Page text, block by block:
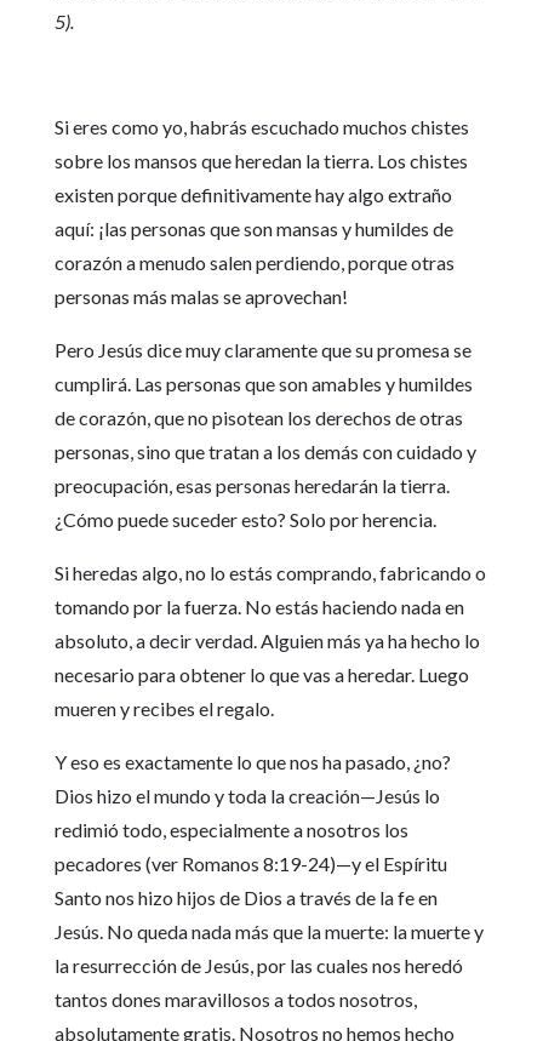
5).
Si eres como yo, habrás escuchado muchos chistes
sobre los mansos que heredan la tierra. Los chistes
existen porque definitivamente hay algo extraño
aquí: ¡las personas que son mansas y humildes de
corazón a menudo salen perdiendo, porque otras
personas más malas se aprovechan!
Pero Jesús dice muy claramente que su promesa se
cumplirá. Las personas que son amables y humildes
de corazón, que no pisotean los derechos de otras
personas, sino que tratan a los demás con cuidado y
preocupación, esas personas heredarán la tierra.
¿Cómo puede suceder esto? Solo por herencia.
Si heredas algo, no lo estás comprando, fabricando o
tomando por la fuerza. No estás haciendo nada en
absoluto, a decir verdad. Alguien más ya ha hecho lo
necesario para obtener lo que vas a heredar. Luego
mueren y recibes el regalo.
Y eso es exactamente lo que nos ha pasado, ¿no?
Dios hizo el mundo y toda la creación—Jesús lo
redimió todo, especialmente a nosotros los
pecadores (ver Romanos 8:19-24)—y el Espíritu
Santo nos hizo hijos de Dios a través de la fe en
Jesús. No queda nada más que la muerte: la muerte y
la resurrección de Jesús, por las cuales nos heredó
tantos dones maravillosos a todos nosotros,
absolutamente gratis. Nosotros no hemos hecho